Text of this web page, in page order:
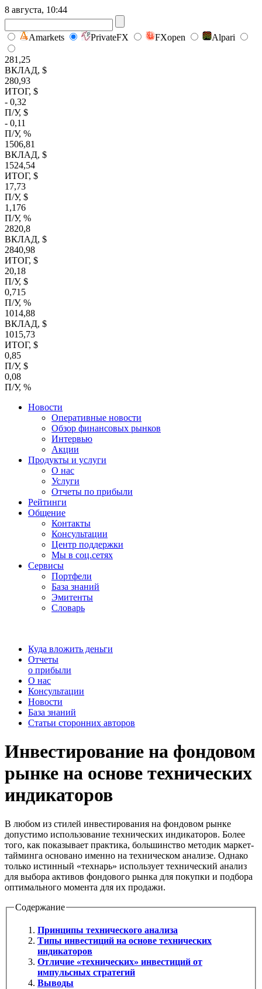
8 августа, 10:44
Amarkets PrivateFX FXopen Alpari
281,25
ВКЛАД, $
280,93
ИТОГ, $
- 0,32
П/У, $
- 0,11
П/У, %
1506,81
ВКЛАД, $
1524,54
ИТОГ, $
17,73
П/У, $
1,176
П/У, %
2820,8
ВКЛАД, $
2840,98
ИТОГ, $
20,18
П/У, $
0,715
П/У, %
1014,88
ВКЛАД, $
1015,73
ИТОГ, $
0,85
П/У, $
0,08
П/У, %
Новости
Оперативные новости
Обзор финансовых рынков
Интервью
Акции
Продукты и услуги
О нас
Услуги
Отчеты по прибыли
Рейтинги
Общение
Контакты
Консультации
Центр поддержки
Мы в соц.сетях
Сервисы
Портфели
База знаний
Эмитенты
Словарь
Куда вложить деньги
Отчеты
о прибыли
О нас
Консультации
Новости
База знаний
Статьи сторонних авторов
Инвестирование на фондовом
рынке на основе технических
индикаторов
В любом из стилей инвестирования на фондовом рынке
допустимо использование технических индикаторов. Более
того, как показывает практика, большинство методик маркет-
тайминга основано именно на техническом анализе. Однако
только истинный «технарь» использует технический анализ
для выбора активов фондового рынка для покупки и подбора
оптимального момента для их продажи.
Содержание
Принципы технического анализа
Типы инвестиций на основе технических
индикаторов
Отличие «технических» инвестиций от
импульсных стратегий
Выводы